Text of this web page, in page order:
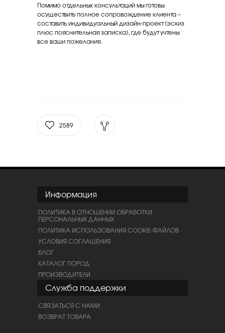
Помимо отдельных консультаций мы готовы
осуществить полное сопровождение клиента –
составить индивидуальный дизайн-проект (эскиз
плюс пояснительная записка), где будут учтены
все ваши пожелания.
2589
Информация
ПОЛИТИКА В ОТНОШЕНИИ ОБРАБОТКИ
ПЕРСОНАЛЬНЫХ ДАННЫХ
ПОЛИТИКА ИСПОЛЬЗОВАНИЯ COOKIE-ФАЙЛОВ
УСЛОВИЯ СОГЛАШЕНИЯ
БЛОГ
КАТАЛОГ ПОРОД
ПРОИЗВОДИТЕЛИ
Служба поддержки
СВЯЗАТЬСЯ С НАМИ
ВОЗВРАТ ТОВАРА